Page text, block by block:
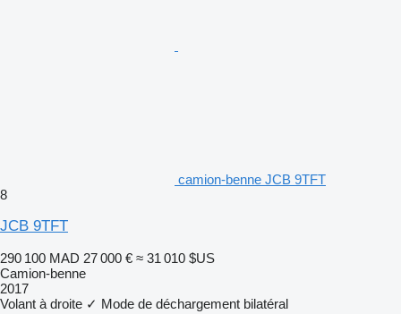
camion-benne JCB 9TFT
8
JCB 9TFT
290 100 MAD 27 000 € ≈ 31 010 $US
Camion-benne
2017
Volant à droite ✓ Mode de déchargement bilatéral